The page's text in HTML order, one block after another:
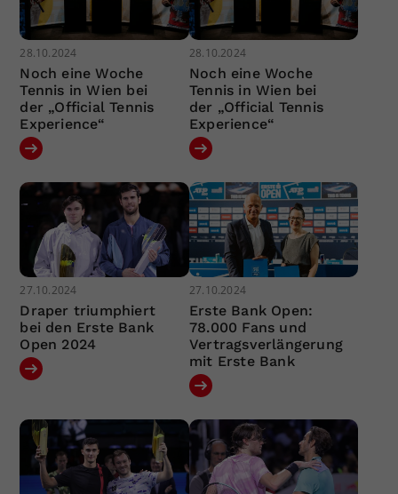
28.10.2024
Noch eine Woche
Tennis in Wien bei
der „Official Tennis
Experience“
28.10.2024
Noch eine Woche
Tennis in Wien bei
der „Official Tennis
Experience“
27.10.2024
Draper triumphiert
bei den Erste Bank
Open 2024
27.10.2024
Erste Bank Open:
78.000 Fans und
Vertragsverlängerung
mit Erste Bank